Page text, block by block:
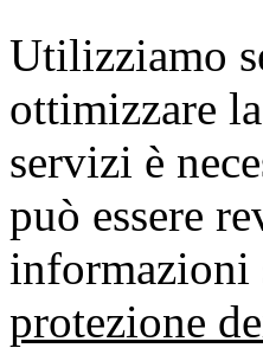
Utilizziamo
ottimizzare
servizi è
può essere
informazioni
protezione